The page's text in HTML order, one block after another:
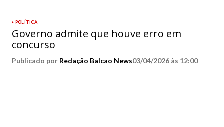
POLÍTICA
Governo admite que houve erro em
concurso
Publicado por Redação Balcao News03/04/2026 às 12:00